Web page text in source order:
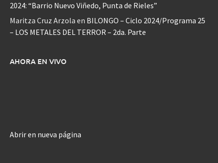
2024: “Barrio Nuevo Viñedo, Punta de Rieles”
Maritza Cruz Arzola en BILONGO – Ciclo 2024/Programa 25
– LOS METALES DEL TERROR – 2da. Parte
AHORA EN VIVO
Abrir en nueva página